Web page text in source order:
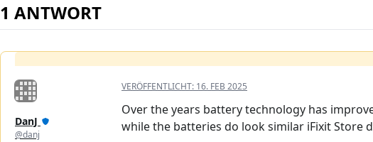
1 ANTWORT
DanJ
@danj
VERÖFFENTLICHT: 16. FEB 2025
Over the years battery technology has
while the batteries do look similar iFixit Store